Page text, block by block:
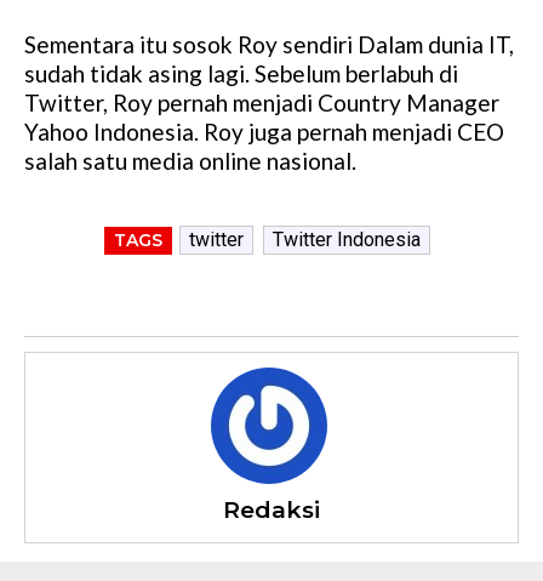
Sementara itu sosok Roy sendiri Dalam dunia IT,
sudah tidak asing lagi. Sebelum berlabuh di
Twitter, Roy pernah menjadi Country Manager
Yahoo Indonesia. Roy juga pernah menjadi CEO
salah satu media online nasional.
TAGS twitter Twitter Indonesia
Redaksi